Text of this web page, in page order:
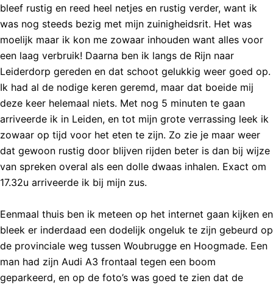
bleef rustig en reed heel netjes en rustig verder, want ik
was nog steeds bezig met mijn zuinigheidsrit. Het was
moelijk maar ik kon me zowaar inhouden want alles voor
een laag verbruik! Daarna ben ik langs de Rijn naar
Leiderdorp gereden en dat schoot gelukkig weer goed op.
Ik had al de nodige keren geremd, maar dat boeide mij
deze keer helemaal niets. Met nog 5 minuten te gaan
arriveerde ik in Leiden, en tot mijn grote verrassing leek ik
zowaar op tijd voor het eten te zijn. Zo zie je maar weer
dat gewoon rustig door blijven rijden beter is dan bij wijze
van spreken overal als een dolle dwaas inhalen. Exact om
17.32u arriveerde ik bij mijn zus.
Eenmaal thuis ben ik meteen op het internet gaan kijken en
bleek er inderdaad een dodelijk ongeluk te zijn gebeurd op
de provinciale weg tussen Woubrugge en Hoogmade. Een
man had zijn Audi A3 frontaal tegen een boom
geparkeerd, en op de foto’s was goed te zien dat de